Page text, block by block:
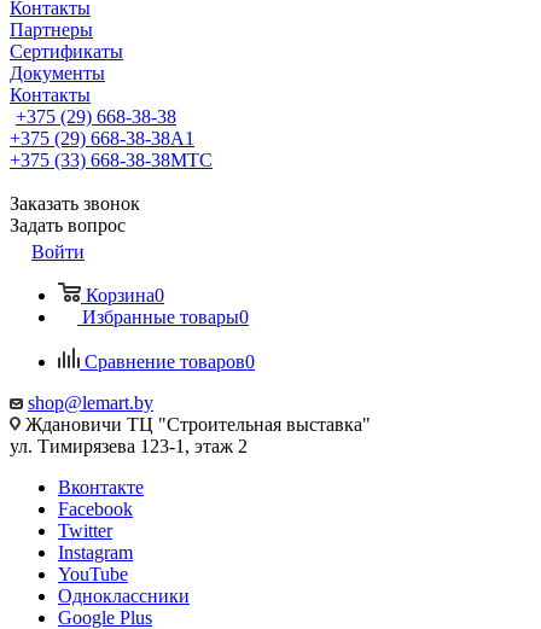
Контакты
Партнеры
Сертификаты
Документы
Контакты
+375 (29) 668-38-38
+375 (29) 668-38-38A1
+375 (33) 668-38-38МТС
Заказать звонок
Задать вопрос
Войти
Корзина0
Избранные товары0
Сравнение товаров0
shop@lemart.by
Ждановичи ТЦ "Строительная выставка"
ул. Тимирязева 123-1, этаж 2
Вконтакте
Facebook
Twitter
Instagram
YouTube
Одноклассники
Google Plus